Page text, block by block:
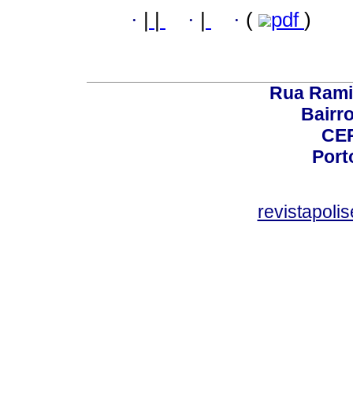
· · · ( pdf )
Rua